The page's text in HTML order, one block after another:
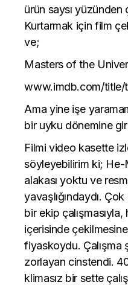
ürün saysı yüzünden
Kurtarmak için film
ve;
Masters of the
www.imdb.com/
Ama yine işe
bir uyku dönemine
Filmi video kasette
söyleyebilirim ki; He-
alakası yoktu ve
yavaşlığındaydı.
bir ekip
içerisinde
fiyaskoydu. Çalışma
zorlayan cinstendi.
klimasız bir sette